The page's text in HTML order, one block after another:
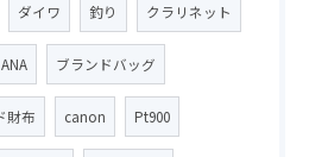
ダイワ 釣り クラリネット
ANA ブランドバッグ
財布 canon Pt900